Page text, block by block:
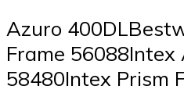
Azuro
Frame 56088Intex
58480Intex Prism